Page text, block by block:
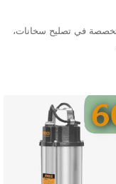
في تصليح سخانات،